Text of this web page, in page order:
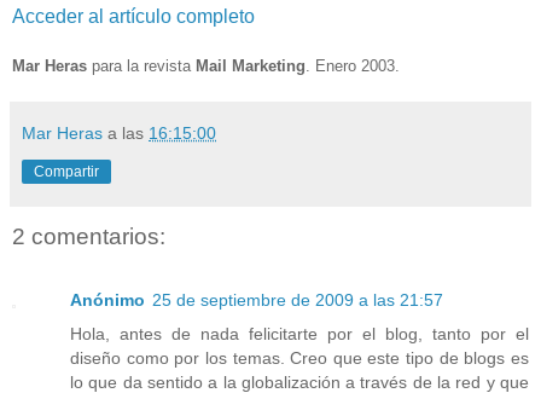
Acceder al artículo completo
Mar Heras para la revista Mail Marketing. Enero 2003.
Mar Heras a las 16:15:00
Compartir
2 comentarios:
Anónimo 25 de septiembre de 2009 a las 21:57
Hola, antes de nada felicitarte por el blog, tanto por el
diseño como por los temas. Creo que este tipo de blogs es
lo que da sentido a la globalización a través de la red y que